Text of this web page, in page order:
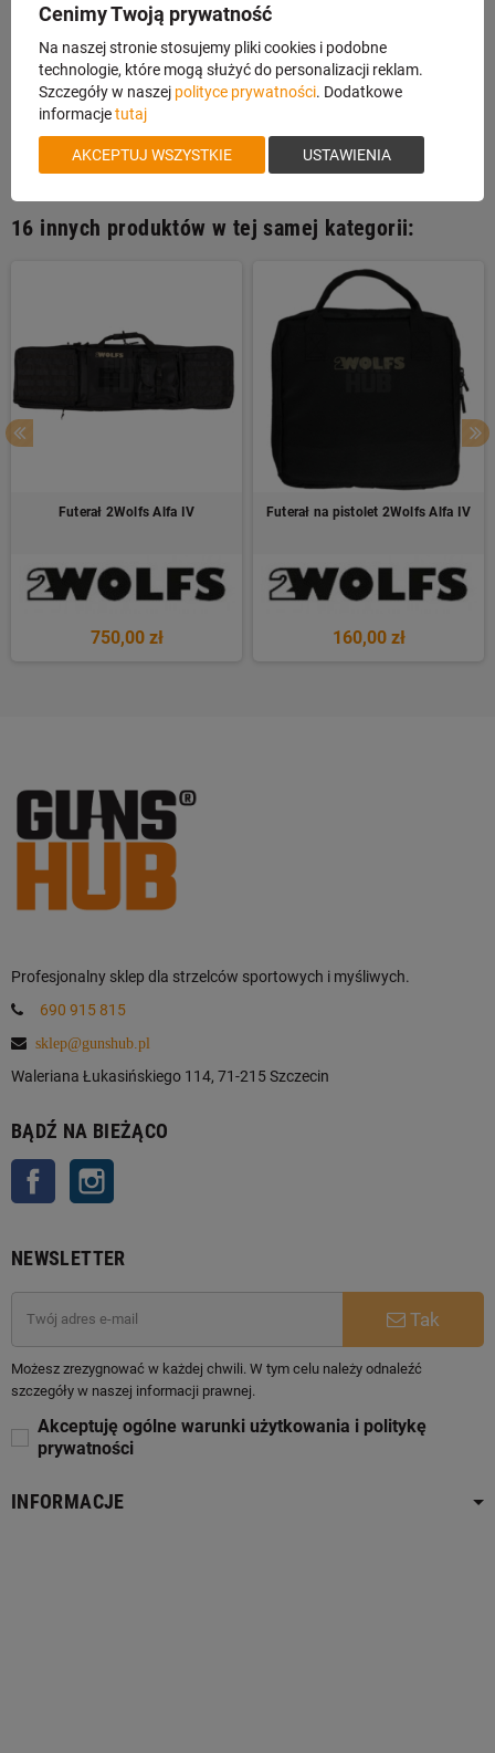
Futerał Garbacz FSL19G-2/4
Futerał na sztucer z lunetą uszyty przez firmę P.P.H. "CEZAR".
Dwukolorowy- brązowo, zielony futerał wykonany z cordury. Wymiary:
16 innych produktów w tej samej kategorii:
Futerał 2Wolfs Alfa IV
750,00 zł
Futerał na pistolet 2Wolfs Alfa IV
160,00 zł
Profesjonalny sklep dla strzelców sportowych i myśliwych.
690 915 815
sklep@gunshub.pl
Waleriana Łukasińskiego 114, 71-215 Szczecin
BĄDŹ NA BIEŻĄCO
Facebook
NEWSLETTER
Tak
Możesz zrezygnować w każdej chwili. W tym celu należy odnaleźć
szczegóły w naszej informacji prawnej.
Akceptuję ogólne warunki użytkowania i politykę
prywatności
INFORMACJE
Cenimy Twoją prywatność
Na naszej stronie stosujemy pliki cookies i podobne
technologie, które mogą służyć do personalizacji reklam.
Szczegóły w naszej polityce prywatności. Dodatkowe
informacjetutaj
AKCEPTUJ WSZYSTKIE USTAWIENIA